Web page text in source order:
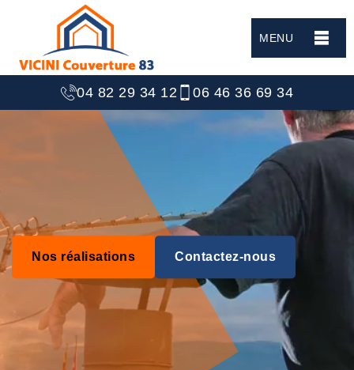
MENU
04 82 29 34 12 06 46 36 69 34
Nos réalisations Contactez-nous